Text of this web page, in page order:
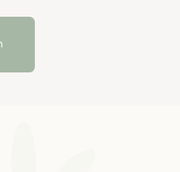
jusqu'à la plante et pratiquent
sauvages.Eaux florales,
transformées par leurs